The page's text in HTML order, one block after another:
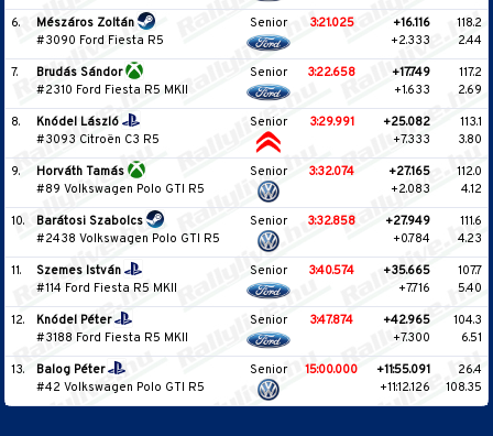
6.
Mészáros Zoltán
#3090 Ford Fiesta R5
Senior 3:21.025
+16.116
+2.333
118.2
2.44
7.
Brudás Sándor
#2310 Ford Fiesta R5 MKII
Senior 3:22.658
+17.749
+1.633
117.2
2.69
8.
Knódel László
#3093 Citroën C3 R5
Senior 3:29.991
+25.082
+7.333
113.1
3.80
9.
Horváth Tamás
#89 Volkswagen Polo GTI R5
Senior 3:32.074
+27.165
+2.083
112.0
4.12
10.
Barátosi Szabolcs
#2438 Volkswagen Polo GTI R5
Senior 3:32.858
+27.949
+0.784
111.6
4.23
11.
Szemes István
#114 Ford Fiesta R5 MKII
Senior 3:40.574
+35.665
+7.716
107.7
5.40
12.
Knódel Péter
#3188 Ford Fiesta R5 MKII
Senior 3:47.874
+42.965
+7.300
104.3
6.51
13.
Balog Péter
#42 Volkswagen Polo GTI R5
Senior 15:00.000
+11:55.091
+11:12.126
26.4
108.35